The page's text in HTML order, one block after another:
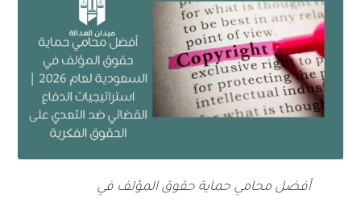
أفضل محامي حماية حقوق المؤلف في